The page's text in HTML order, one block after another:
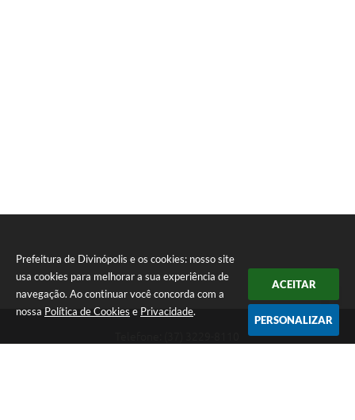
Prefeitura de Divinópolis e os cookies: nosso site
usa cookies para melhorar a sua experiência de
navegação. Ao continuar você concorda com a
nossa Política de Cookies e Privacidade.
ACEITAR
PERSONALIZAR